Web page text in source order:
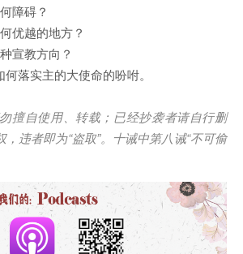
障碍？
优越的地方？
宣教方向？
落实主的大使命的吩咐。
擅自使用、转载；已经抄袭者请自行删
，违者即为“盗取”。十诫中第八诫“不可偷